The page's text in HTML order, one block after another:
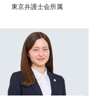
東京弁護士会所属